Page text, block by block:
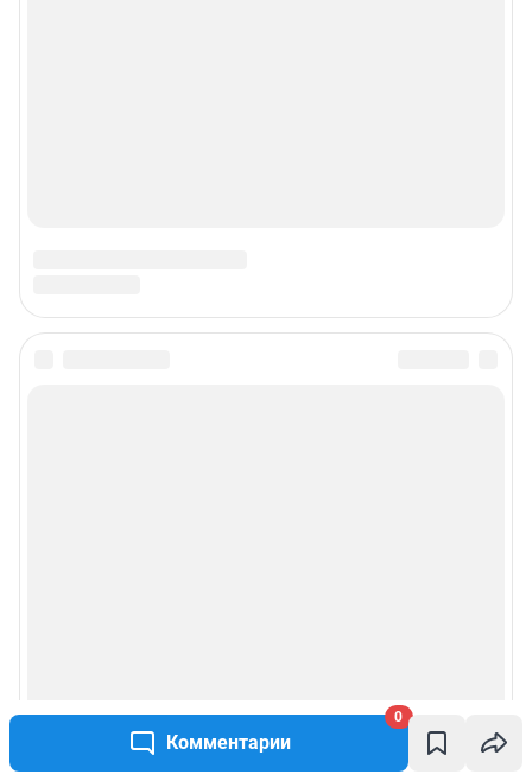
Комментарии
0